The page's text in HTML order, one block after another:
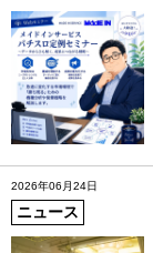
2026年06月24日
ニュース